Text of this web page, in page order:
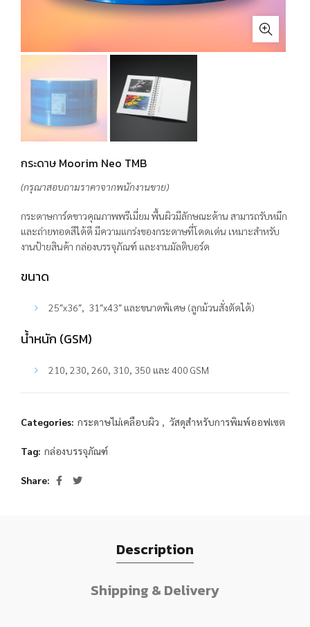
กระดาษ Moorim Neo TMB
(กรุณาสอบถามราคาจากพนักงานขาย)
กระดาษการ์ดขาวคุณภาพพรีเมี่ยม พื้นผิวมีลักษณะด้าน สามารถรับหมึก
และถ่ายทอดสีได้ดี มีความแกร่งของกระดาษที่โดดเด่น เหมาะสำหรับ
งานป้ายสินค้า กล่องบรรจุภัณฑ์ และงานมัลติบอร์ด
ขนาด
25″x36″, 31″x43″ และขนาดพิเศษ (ลูกม้วนสั่งตัดได้)
น้ำหนัก (GSM)
210, 230, 260, 310, 350 และ 400 GSM
Categories: กระดาษไม่เคลือบผิว , วัสดุสำหรับการพิมพ์ออฟเซต
Tag: กล่องบรรจุภัณฑ์
Share
Description
Shipping & Delivery